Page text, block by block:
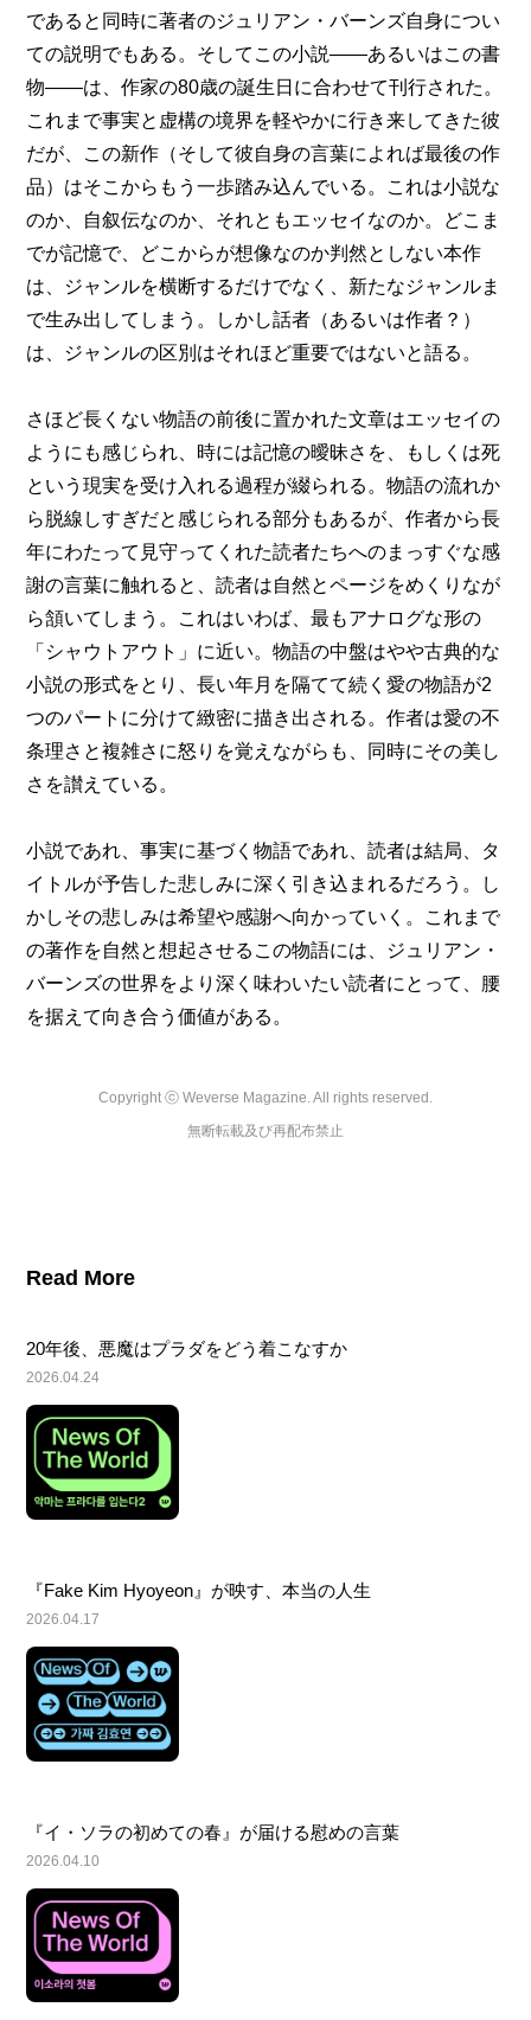
であると同時に著者のジュリアン・バーンズ自身につい
ての説明でもある。そしてこの小説――あるいはこの書
物――は、作家の80歳の誕生日に合わせて刊行された。
これまで事実と虚構の境界を軽やかに行き来してきた彼
だが、この新作（そして彼自身の言葉によれば最後の作
品）はそこからもう一歩踏み込んでいる。これは小説な
のか、自叙伝なのか、それともエッセイなのか。どこま
でが記憶で、どこからが想像なのか判然としない本作
は、ジャンルを横断するだけでなく、新たなジャンルま
で生み出してしまう。しかし話者（あるいは作者？）
は、ジャンルの区別はそれほど重要ではないと語る。
さほど長くない物語の前後に置かれた文章はエッセイの
ようにも感じられ、時には記憶の曖昧さを、もしくは死
という現実を受け入れる過程が綴られる。物語の流れか
ら脱線しすぎだと感じられる部分もあるが、作者から長
年にわたって見守ってくれた読者たちへのまっすぐな感
謝の言葉に触れると、読者は自然とページをめくりなが
ら頷いてしまう。これはいわば、最もアナログな形の
「シャウトアウト」に近い。物語の中盤はやや古典的な
小説の形式をとり、長い年月を隔てて続く愛の物語が2
つのパートに分けて緻密に描き出される。作者は愛の不
条理さと複雑さに怒りを覚えながらも、同時にその美し
さを讃えている。
小説であれ、事実に基づく物語であれ、読者は結局、タ
イトルが予告した悲しみに深く引き込まれるだろう。し
かしその悲しみは希望や感謝へ向かっていく。これまで
の著作を自然と想起させるこの物語には、ジュリアン・
バーンズの世界をより深く味わいたい読者にとって、腰
を据えて向き合う価値がある。
Copyright ⓒ Weverse Magazine. All rights reserved.
無断転載及び再配布禁止
Read More
20年後、悪魔はプラダをどう着こなすか
2026.04.24
『Fake Kim Hyoyeon』が映す、本当の人生
2026.04.17
『イ・ソラの初めての春』が届ける慰めの言葉
2026.04.10